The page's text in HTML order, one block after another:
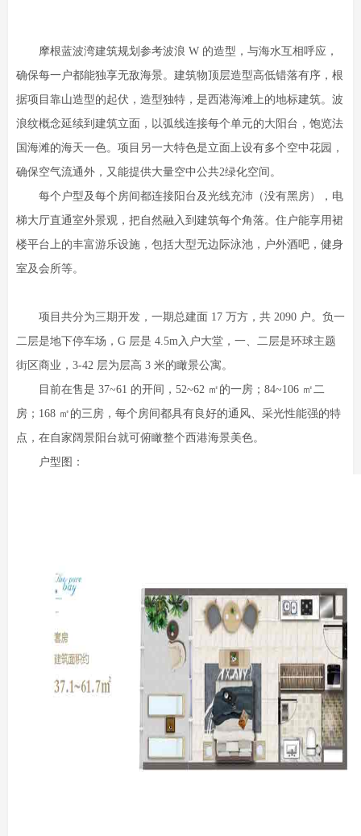
摩根蓝波湾建筑规划参考波浪 W 的造型，与海水互相呼应，
确保每一户都能独享无敌海景。建筑物顶层造型高低错落有序，根
据项目靠山造型的起伏，造型独特，是西港海滩上的地标建筑。波
浪纹概念延续到建筑立面，以弧线连接每个单元的大阳台，饱览法
国海滩的海天一色。项目另一大特色是立面上设有多个空中花园，
确保空气流通外，又能提供大量空中公共2绿化空间。
每个户型及每个房间都连接阳台及光线充沛（没有黑房），电
梯大厅直通室外景观，把自然融入到建筑每个角落。住户能享用裙
楼平台上的丰富游乐设施，包括大型无边际泳池，户外酒吧，健身
室及会所等。
项目共分为三期开发，一期总建面 17 万方，共 2090 户。负一
二层是地下停车场，G 层是 4.5m入户大堂，一、二层是环球主题
街区商业，3-42 层为层高 3 米的瞰景公寓。
目前在售是 37~61 的开间，52~62 ㎡的一房；84~106 ㎡二
房；168 ㎡的三房，每个房间都具有良好的通风、采光性能强的特
点，在自家阔景阳台就可俯瞰整个西港海景美色。
户型图：